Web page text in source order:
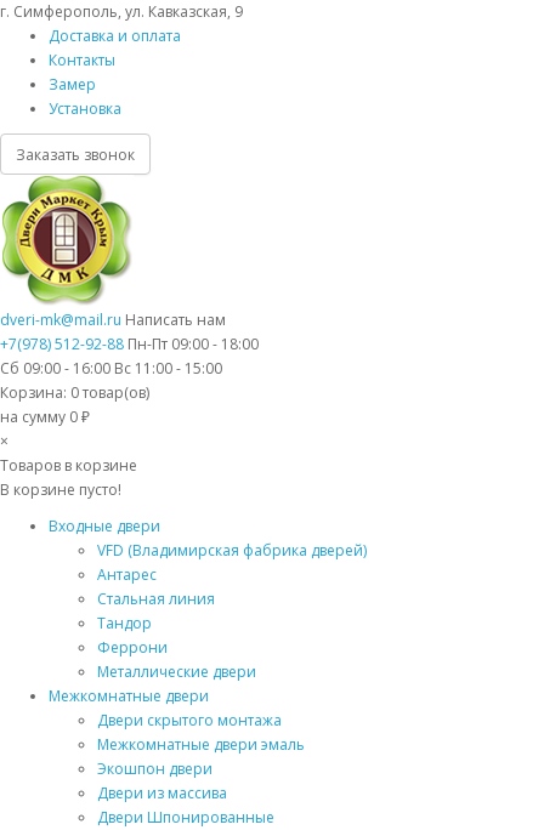
г. Симферополь, ул. Кавказская, 9
Доставка и оплата
Контакты
Замер
Установка
Заказать звонок
dveri-mk@mail.ru Написать нам
+7(978) 512-92-88 Пн-Пт 09:00 - 18:00
Сб 09:00 - 16:00 Вс 11:00 - 15:00
Корзина: 0товар(ов)
на сумму 0 ₽
×
Товаров в корзине
В корзине пусто!
Входные двери
VFD (Владимирская фабрика дверей)
Антарес
Стальная линия
Тандор
Феррони
Металлические двери
Межкомнатные двери
Двери скрытого монтажа
Межкомнатные двери эмаль
Экошпон двери
Двери из массива
Двери Шпонированные